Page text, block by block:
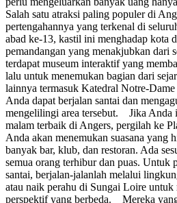
Salah satu atraksi paling populer di
pertengahannya yang terkenal di
abad ke-13, kastil ini menghadap kota
pemandangan yang menakjubkan dari
terdapat museum interaktif yang
lalu untuk menemukan bagian dari
lainnya termasuk Katedral Notre-
Anda dapat berjalan santai dan
mengelilingi area tersebut. Jika Anda
malam terbaik di Angers, pergilah ke
Anda akan menemukan suasana yang
banyak bar, klub, dan restoran. Ada
semua orang terhibur dan puas. Untuk
santai, berjalan-jalanlah melalui
atau naik perahu di Sungai Loire untuk
perspektif yang berbeda. Mereka